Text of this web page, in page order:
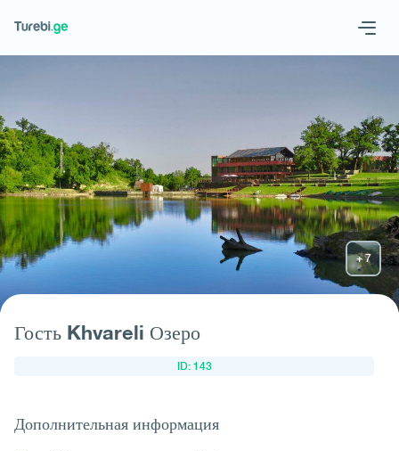
Geo Eng
Запросить отель
Гость Khvareli Озеро
ID: 143
Дополнительная информация